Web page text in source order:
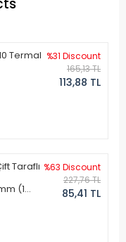
Termal %31 Discount
165,13 TL
113,88 TL
Taraflı
(1
%63 Discount
227,76 TL
85,41 TL